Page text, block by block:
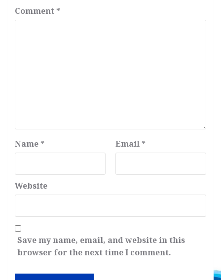
Comment *
Name * Email *
Website
Save my name, email, and website in this
browser for the next time I comment.